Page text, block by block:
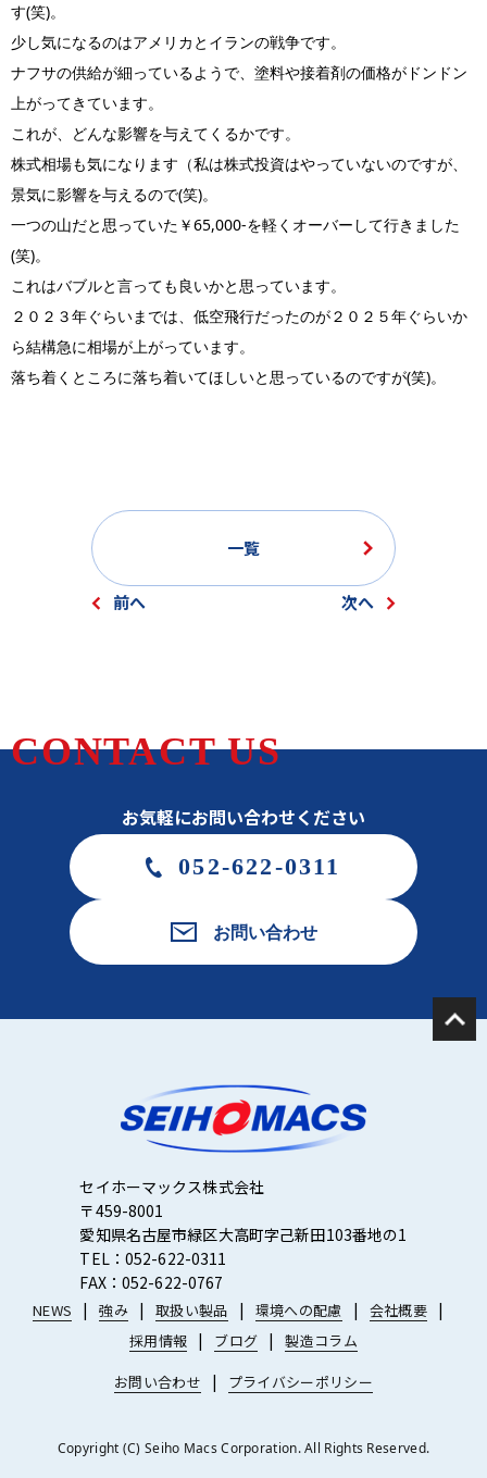
す(笑)。
少し気になるのはアメリカとイランの戦争です。
ナフサの供給が細っているようで、塗料や接着剤の価格がドンドン
上がってきています。
これが、どんな影響を与えてくるかです。
株式相場も気になります（私は株式投資はやっていないのですが、
景気に影響を与えるので(笑)。
一つの山だと思っていた￥65,000-を軽くオーバーして行きました
(笑)。
これはバブルと言っても良いかと思っています。
２０２３年ぐらいまでは、低空飛行だったのが２０２５年ぐらいか
ら結構急に相場が上がっています。
落ち着くところに落ち着いてほしいと思っているのですが(笑)。
前へ
一覧
次へ
CONTACT US
お気軽にお問い合わせください
052-622-0311
お問い合わせ
セイホーマックス株式会社
〒459-8001
愛知県名古屋市緑区大高町字己新田103番地の1
TEL：052-622-0311
FAX：052-622-0767
NEWS 強み 取扱い製品 環境への配慮
会社概要
採用情報
ブログ
製造コラム
お問い合わせ
プライバシーポリシー
Copyright (C) Seiho Macs Corporation. All Rights Reserved.